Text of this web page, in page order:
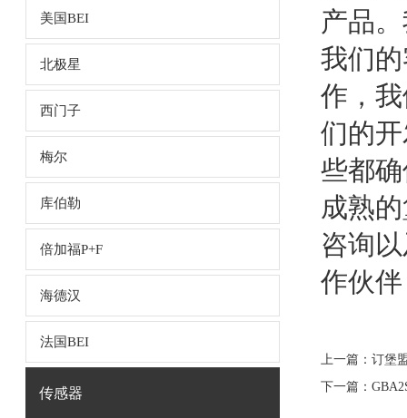
美国BEI
北极星
西门子
梅尔
库伯勒
倍加福P+F
海德汉
法国BEI
传感器
产品
我们
作，
们的
些都
成熟
咨询
作伙
上一篇： 订堡
下一篇：